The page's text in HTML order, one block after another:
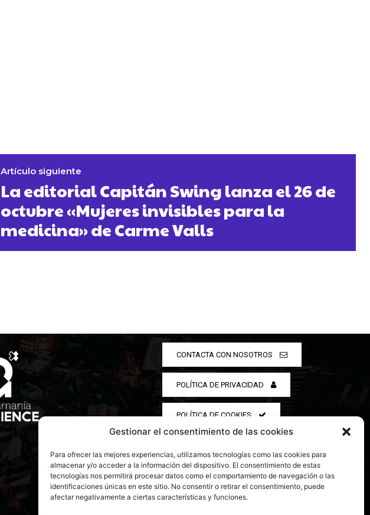
Gestionar el consentimiento de las cookies
Para ofrecer las mejores experiencias, utilizamos tecnologías como las cookies para
almacenar y/o acceder a la información del dispositivo. El consentimiento de estas
tecnologías nos permitirá procesar datos como el comportamiento de navegación o las
identificaciones únicas en este sitio. No consentir o retirar el consentimiento, puede
afectar negativamente a ciertas características y funciones.
Artículo siguiente
La editorial Capitán Swing lanza el 26 de
octubre «Mujeres invisibles para la
medicina» de Carme Valls
CONTACTA CON NOSOTROS
POLÍTICA DE PRIVACIDAD
POLÍTICA DE COOKIES